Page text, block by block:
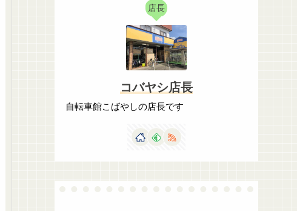
店長
コバヤシ店長
自転車館こばやしの店長です